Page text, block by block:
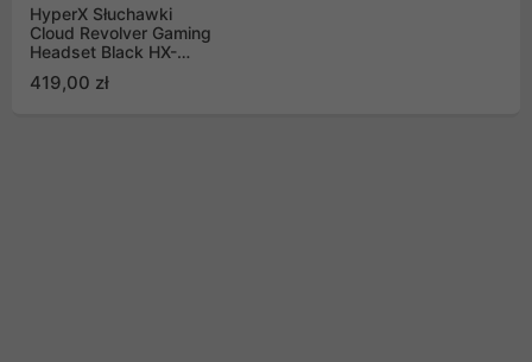
HyperX Słuchawki
Cloud Revolver Gaming
Headset Black HX-
419,00 zł